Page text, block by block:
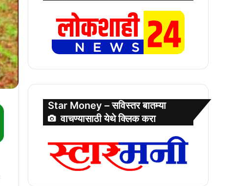
Star Money – सविस्तर बातम्या
वाचण्यासाठी येथे क्लिक करा